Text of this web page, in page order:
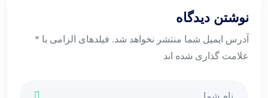
نوشتن دیدگاه
آدرس ایمیل شما منتشر نخواهد شد. فیلدهای الزامی با *
علامت گذاری شده اند